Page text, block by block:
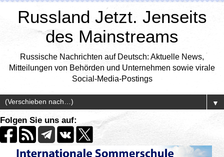
Russland Jetzt. Jenseits
des Mainstreams
Russische Nachrichten auf Deutsch: Aktuelle News,
Mitteilungen von Behörden und Unternehmen sowie virale
Social-Media-Postings
▼
Folgen Sie uns auf: